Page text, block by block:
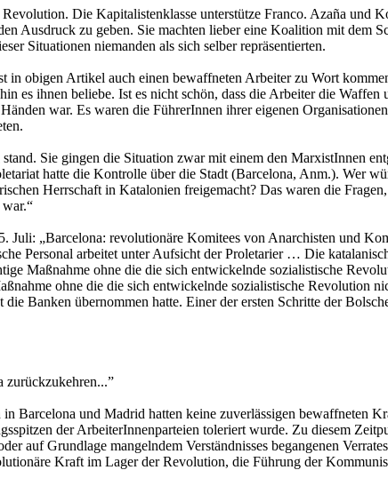
Die Kapitalistenklasse unterstütze Franco. Azaña und
Ausdruck zu geben. Sie machten lieber eine Koalition mit dem
Situationen niemanden als sich selber repräsentierten.
obigen Artikel auch einen bewaffneten Arbeiter zu Wort
es ihnen beliebe. Ist es nicht schön, dass die Arbeiter die Waffen
war. Es waren die FührerInnen ihrer eigenen
Sie gingen die Situation zwar mit einem den MarxistInnen
hatte die Kontrolle über die Stadt (Barcelona, Anm.). Wer
Herrschaft in Katalonien freigemacht? Das waren die
„Barcelona: revolutionäre Komitees von Anarchisten und
Personal arbeitet unter Aufsicht der Proletarier … Die
Maßnahme ohne die die sich entwickelnde sozialistische
ohne die die sich entwickelnde sozialistische Revolution
Banken übernommen hatte. Einer der ersten Schritte der
zurückzukehren...”
Barcelona und Madrid hatten keine zuverlässigen bewaffneten
der ArbeiterInnenparteien toleriert wurde. Zu diesem
auf Grundlage mangelndem Verständnisses begangenen
Kraft im Lager der Revolution, die Führung der